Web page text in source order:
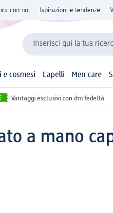
con noi Ispirazioni e tendenze
Inserisci qui la tua
e cosmesi Capelli Men care
Vantaggi esclusivi con dm fedeltà
a mano